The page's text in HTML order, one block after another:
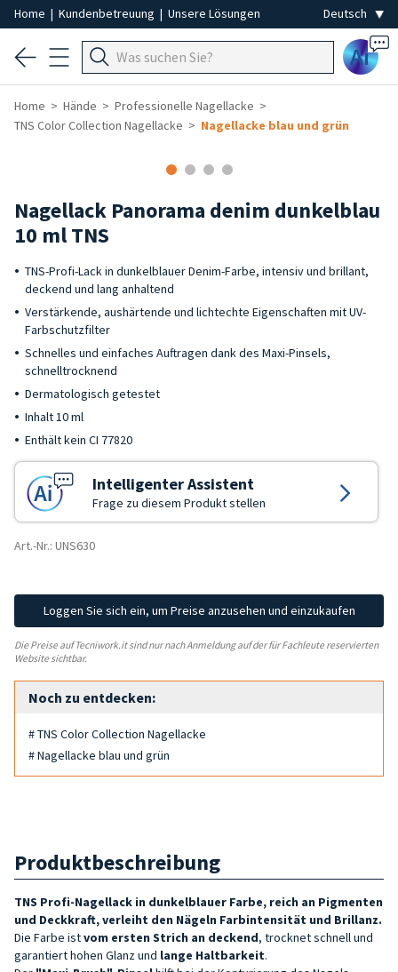
Home | Kundenbetreuung | Unsere Lösungen
Ai
Home Hände
Professionelle Nagellacke
TNS Color Collection Nagellacke
Nagellacke blau und grün
Nagellack Panorama denim dunkelblau
10 ml TNS
TNS-Profi-Lack in dunkelblauer Denim-Farbe, intensiv und brillant,
deckend und lang anhaltend
Verstärkende, aushärtende und lichtechte Eigenschaften mit UV-
Farbschutzfilter
Schnelles und einfaches Auftragen dank des Maxi-Pinsels,
schnelltrocknend
Dermatologisch getestet
Inhalt 10 ml
Enthält kein CI 77820
Intelligenter Assistent
Frage zu diesem Produkt stellen
Art.-Nr.: UNS630
Loggen Sie sich ein, um Preise anzusehen und einzukaufen
Die Preise auf Tecniwork.it sind nur nach Anmeldung auf der für Fachleute reservierten
Website sichtbar.
Noch zu entdecken:
# TNS Color Collection Nagellacke
# Nagellacke blau und grün
Produktbeschreibung
TNS Profi-Nagellack in dunkelblauer Farbe, reich an Pigmenten
und Deckkraft, verleiht den Nägeln Farbintensität und Brillanz.
Die Farbe istvom ersten Strich an deckend, trocknet schnell und
garantiert hohen Glanz und lange Haltbarkeit.